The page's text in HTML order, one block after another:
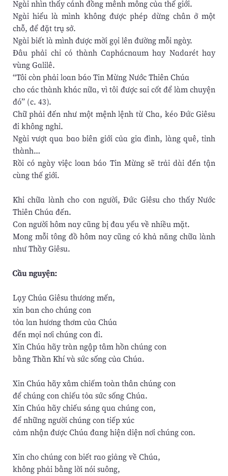
Ngài nhìn thấy cánh đồng mênh mông của thế giới.
Ngài hiểu là mình không được phép dừng chân ở một
chỗ, để đặt trụ sở.
Ngài biết là mình được mời gọi lên đường mỗi ngày.
Đâu phải chỉ có thành Caphácnaum hay Nadarét hay
vùng Galilê.
“Tôi còn phải loan báo Tin Mừng Nước Thiên Chúa
cho các thành khác nữa, vì tôi được sai cốt để làm chuyện
đó” (c. 43).
Chữ phải đến như một mệnh lệnh từ Cha, kéo Đức Giêsu
đi không nghỉ.
Ngài vượt qua bao biên giới của gia đình, làng quê, tỉnh
thành…
Rồi có ngày việc loan báo Tin Mừng sẽ trải dài đến tận
cùng thế giới.
Khi chữa lành cho con người, Đức Giêsu cho thấy Nước
Thiên Chúa đến.
Con người hôm nay cũng bị đau yếu về nhiều mặt.
Mong mỗi tông đồ hôm nay cũng có khả năng chữa lành
như Thầy Giêsu.
Cầu nguyện:
Lạy Chúa Giêsu thương mến,
xin ban cho chúng con
tỏa lan hương thơm của Chúa
đến mọi nơi chúng con đi.
Xin Chúa hãy tràn ngập tâm hồn chúng con
bằng Thần Khí và sức sống của Chúa.
Xin Chúa hãy xâm chiếm toàn thân chúng con
để chúng con chiếu tỏa sức sống Chúa.
Xin Chúa hãy chiếu sáng qua chúng con,
để những người chúng con tiếp xúc
cảm nhận được Chúa đang hiện diện nơi chúng con.
Xin cho chúng con biết rao giảng về Chúa,
không phải bằng lời nói suông,